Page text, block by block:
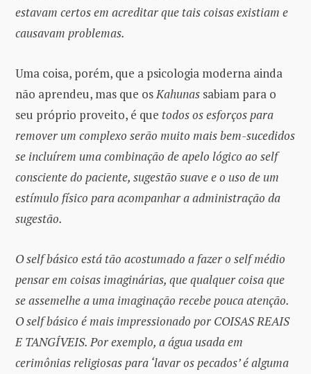
estavam certos em acreditar que tais coisas existiam e
causavam problemas.
Uma coisa, porém, que a psicologia moderna ainda
não aprendeu, mas que osKahunas sabiam para o
seu próprio proveito, é que todos os esforços para
remover um complexo serão muito mais bem-sucedidos
se incluírem uma combinação de apelo lógico ao self
consciente do paciente, sugestão suave e o uso de um
estímulo físico para acompanhar a administração da
sugestão.
O self básico está tão acostumado a fazer o self médio
pensar em coisas imaginárias, que qualquer coisa que
se assemelhe a uma imaginação recebe pouca atenção.
O self básico é mais impressionado por COISAS REAIS
E TANGÍVEIS. Por exemplo, a água usada em
cerimônias religiosas para ‘lavar os pecados’ é alguma